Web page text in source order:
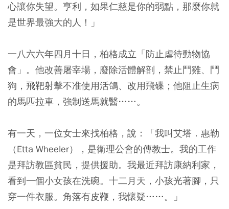
心讓你失望。亨利，如果仁慈是你的弱點，那麼你就
是世界最強大的人！」
一八六六年四月十日，柏格成立「防止虐待動物協
會」。他改善屠宰場，廢除活體解剖，禁止鬥雞、鬥
狗，飛靶射擊不准使用活鴿、改用飛碟；他阻止生病
的馬匹拉車，強制送馬就醫……。
有一天，一位女士來找柏格，說：「我叫艾塔．惠勒
（Etta Wheeler），是衛理公會的傳教士。我的工作
是拜訪教區貧民，提供援助。我最近拜訪康納利家，
看到一個小女孩在洗碗。十二月天，小孩光著腳，只
穿一件衣服。角落有皮鞭，我懷疑……。」